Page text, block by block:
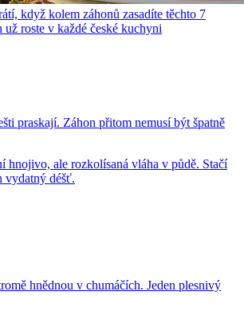
když kolem záhonů zasadíte těchto 7
roste v každé české kuchyni
praskají. Záhon přitom nemusí být špatně
hnojivo, ale rozkolísaná vláha v půdě. Stačí
vydatný déšť.
hnědnou v chumáčích. Jeden plesnivý